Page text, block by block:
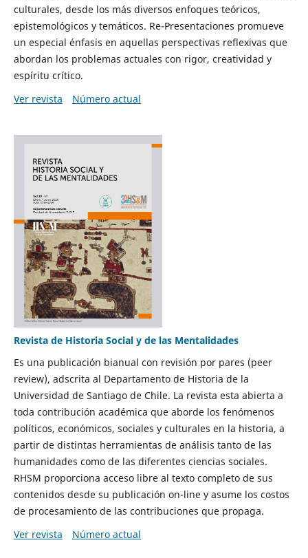
culturales, desde los más diversos enfoques teóricos,
epistemológicos y temáticos. Re-Presentaciones promueve
un especial énfasis en aquellas perspectivas reflexivas que
abordan los problemas actuales con rigor, creatividad y
espíritu crítico.
Ver revista
Número actual
Revista de Historia Social y de las Mentalidades
Es una publicación bianual con revisión por pares (peer
review), adscrita al Departamento de Historia de la
Universidad de Santiago de Chile. La revista esta abierta a
toda contribución académica que aborde los fenómenos
políticos, económicos, sociales y culturales en la historia, a
partir de distintas herramientas de análisis tanto de las
humanidades como de las diferentes ciencias sociales.
RHSM proporciona acceso libre al texto completo de sus
contenidos desde su publicación on-line y asume los costos
de procesamiento de las contribuciones que propaga.
Ver revista
Número actual